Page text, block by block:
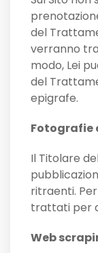
del
verranno
modo, Lei
del
epigrafe.
Fotografie
Il Titolare
ritraenti.
trattati per
Web